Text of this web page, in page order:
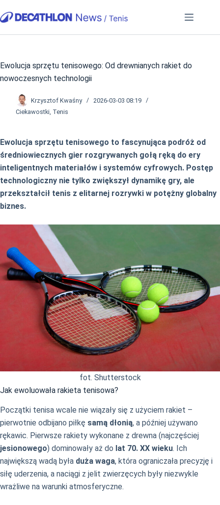
do
Ewolucja sprzętu tenisowego: Od drewnianych rakiet do
nowoczesnych technologii
Krzysztof Kwaśny
2026-03-03 08:19
Ciekawostki, Tenis
Ewolucja sprzętu tenisowego to fascynująca podróż od
średniowiecznych gier rozgrywanych gołą ręką do ery
inteligentnych materiałów i systemów cyfrowych. Postęp
technologiczny nie tylko zwiększył dynamikę gry, ale
przekształcił tenis z elitarnej rozrywki w potężny globalny
biznes.
fot. Shutterstock
Jak ewoluowała rakieta tenisowa?
Początki tenisa wcale nie wiązały się z użyciem rakiet –
pierwotnie odbijano piłkę samą dłonią, a później używano
rękawic. Pierwsze rakiety wykonane z drewna (najczęściej
jesionowego) dominowały aż do lat 70. XX wieku. Ich
największą wadą była duża waga, która ograniczała precyzję i
siłę uderzenia, a naciągi z jelit zwierzęcych były niezwykle
wrażliwe na warunki atmosferyczne.